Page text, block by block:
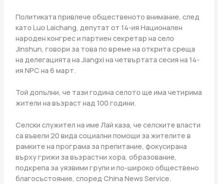
Политиката привлече общественото внимание, след
като Luo Laichang, депутат от 14-ия Национален
народен конгрес и партиен секретар на село
Jinshun, говори за това по време на открита среща
на делегацията на Jiangxi на четвъртата сесия на 14-
ия NPC на 6 март.
Той допълни, че тази година селото ще има четирима
жители на възраст над 100 години.
Селски служител на име Лай каза, че селските власти
са въвели 20 вида социални помощи за жителите в
рамките на програма за препитание, фокусирана
върху грижи за възрастни хора, образование,
подкрепа за уязвими групи и по-широко обществено
благосъстояние, според China News Service.